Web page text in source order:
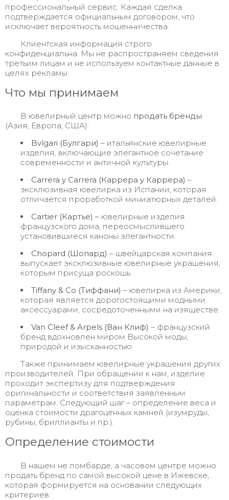
профессиональный сервис. Каждая сделка
подтверждается официальным договором, что
исключает вероятность мошенничества.
Клиентская информация строго
конфиденциальна. Мы не распространяем сведения
третьим лицам и не используем контактные данные в
целях рекламы.
Что мы принимаем
В ювелирный центр можно продать бренды
(Азия, Европа, США):
Bvlgari (Булгари) – итальянские ювелирные
изделия, включающие элегантное сочетание
современности и античной культуры.
Carrera y Carrera (Каррера у Каррера) –
эксклюзивная ювелирка из Испании, которая
отличается проработкой миниатюрных деталей.
Cartier (Картье) – ювелирные изделия
французского дома, переосмыслившего
установившиеся каноны элегантности.
Chopard (Шопард) – швейцарская компания
выпускает эксклюзивные ювелирные украшения,
которым присуща роскошь.
Tiffany & Co (Тиффани) – ювелирка из Америки,
которая является дорогостоящими модными
аксессуарами, сосредоточенными на изяществе.
Van Cleef & Arpels (Ван Клиф) – французский
бренд вдохновлен миром Высокой моды,
природой и изысканностью.
Также принимаем ювелирные украшения других
производителей. При обращении к нам, изделие
проходит экспертизу для подтверждения
оригинальности и соответствия заявленным
параметрам. Следующий шаг – определение веса и
оценка стоимости драгоценных камней (изумруды,
рубины, бриллианты и пр.).
Определение стоимости
В нашем не ломбарде, а часовом центре можно
продать бренд по самой высокой цене в Ижевске,
которая формируется на основании следующих
критериев: